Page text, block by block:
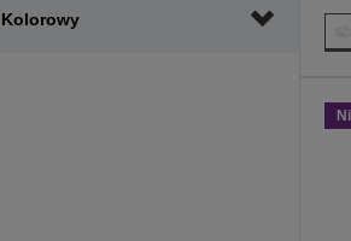
Kolorowy